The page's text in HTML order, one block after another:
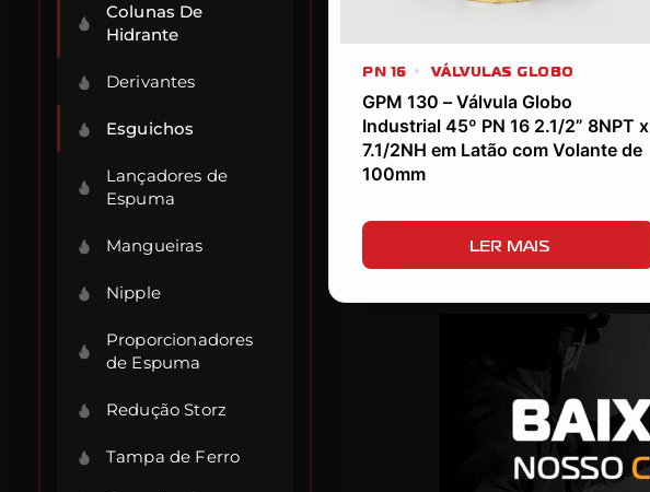
Colunas De
Hidrante
Derivantes
Esguichos
Lançadores de
Espuma
Mangueiras
Nipple
Proporcionadores
de Espuma
Redução Storz
Tampa de Ferro
PN 16 VÁLVULAS GLOBO
GPM 130 – Válvula Globo
Industrial 45º PN 16 2.1/2” 8NPT x
7.1/2NH em Latão com Volante de
100mm
LER MAIS